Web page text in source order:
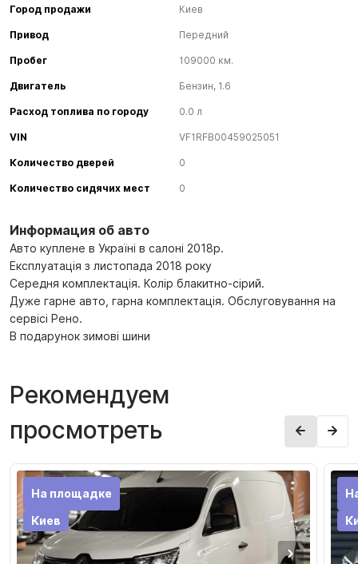
Информация об авто
Авто куплене в Україні в салоні 2018р.
Експлуатація з листопада 2018 року
Середня комплектація. Колір блакитно-сірий.
Дуже гарне авто, гарна комплектація. Обслуговування на
сервісі Рено.
В подарунок зимові шини
Город продажи Киев
Привод Передний
Пробег 109000 км.
Двигатель Бензин, 1.6
Расход топлива по городу 0.0 л
VIN VF1RFB00459025051
Количество дверей 0
Количество сидячих мест 0
Рекомендуем
просмотреть
На площадке
Киев